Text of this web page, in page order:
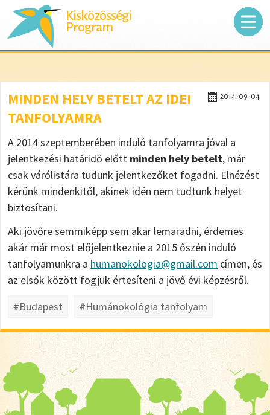
Kisközösségi
Program
2014-09-04
MINDEN HELY BETELT AZ IDEI
TANFOLYAMRA
A 2014 szeptemberében induló tanfolyamra jóval a
jelentkezési határidő előtt minden hely betelt, már
csak várólistára tudunk jelentkezőket fogadni. Elnézést
kérünk mindenkitől, akinek idén nem tudtunk helyet
biztosítani.
Aki jövőre semmiképp sem akar lemaradni, érdemes
akár már most előjelentkeznie a 2015 őszén induló
tanfolyamunkra a humanokologia@gmail.com címen, és
az elsők között fogjuk értesíteni a jövő évi képzésről.
#Budapest
#Humánökológia tanfolyam